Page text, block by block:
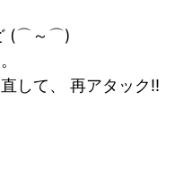
(⌒～⌒)
して、 再アタック!!